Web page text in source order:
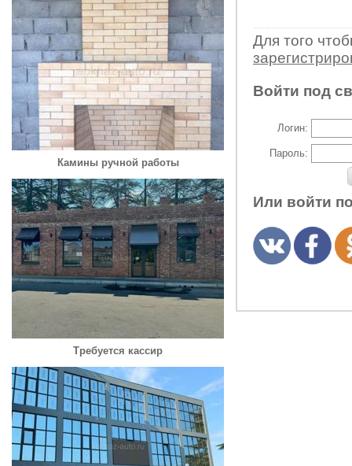
Камины ручной работы
Требуется кассир
Для того
Войти под
Логин:
Пароль:
Или войти